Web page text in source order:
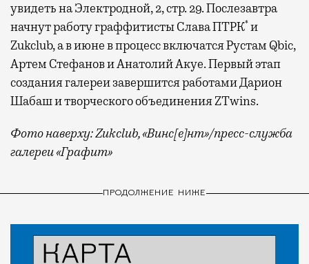
увидеть на Электродной, 2, стр. 29. Послезавтра
начнут работу граффитисты Слава ПТРК*и
Zukсlub, а в июне в процесс включатся Рустам Qbic,
Артем Стефанов и Анатолий Акуе. Первый этап
создания галереи завершится работами Дарион
Шабаш и творческого объединения ZTwins.
Фото наверху: Zukclub, «Винс[е]нт»/пресс-служба
галереи «Графит»
ПРОДОЛЖЕНИЕ НИЖЕ